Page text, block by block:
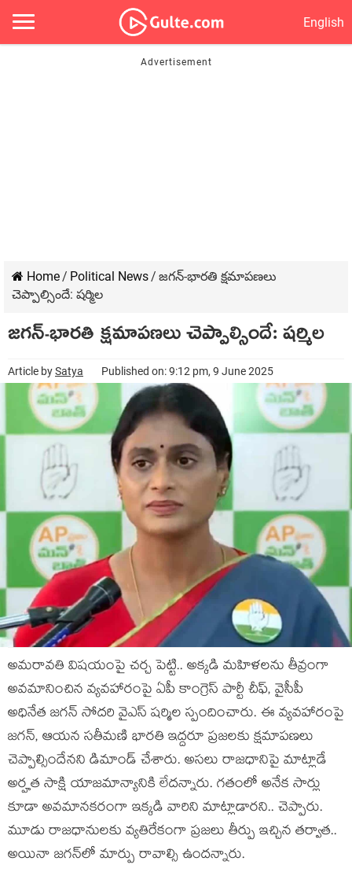
English
Home/ Political News/ జ‌గ‌న్‌-భార‌తి క్ష‌మాప‌ణ‌లు
చెప్పాల్సిందే: ష‌ర్మిల‌
జ‌గ‌న్‌-భార‌తి క్ష‌మాప‌ణ‌లు చెప్పాల్సిందే: ష‌ర్మిల‌
Article bySatya Published on: 9:12 pm, 9 June 2025
అమ‌రావ‌తి విష‌యంపై చ‌ర్చ పెట్టి.. అక్క‌డి మ‌హిళ‌ల‌ను తీవ్రంగా
అవ‌మానించిన వ్య‌వ‌హారంపై ఏపీ కాంగ్రెస్ పార్టీ చీఫ్‌, వైసీపీ
అధినేత జ‌గ‌న్ సోద‌రి వైఎస్ ష‌ర్మిల స్పందించారు. ఈ వ్య‌వ‌హారంపై
జ‌గ‌న్‌, ఆయ‌న స‌తీమ‌ణి భార‌తి ఇద్ద‌రూ ప్ర‌జ‌ల‌కు క్ష‌మాపణ‌లు
చెప్పాల్సిందేన‌ని డిమాండ్ చేశారు. అస‌లు రాజ‌ధానిపై మాట్లాడే
అర్హ‌త సాక్షి యాజమాన్యానికి లేద‌న్నారు. గ‌తంలో అనేక సార్లు
కూడా అవ‌మానక‌రంగా ఇక్క‌డి వారిని మాట్లాడార‌ని.. చెప్పారు.
మూడు రాజ‌ధానుల‌కు వ్య‌తిరేకంగా ప్ర‌జ‌లు తీర్పు ఇచ్చిన త‌ర్వాత‌..
అయినా జ‌గ‌న్‌లో మార్పు రావాల్సి ఉంద‌న్నారు.